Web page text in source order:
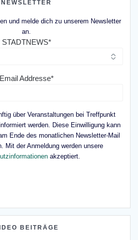
NEWSLETTER
und melde dich zu unserem Newsletter
an.
STADTNEWS*
Email Addresse*
über Veranstaltungen bei Treffpunkt
werden. Diese Einwilligung kann
Ende des monatlichen Newsletter-Mail
Mit der Anmeldung werden unsere
akzeptiert.
BEITRÄGE